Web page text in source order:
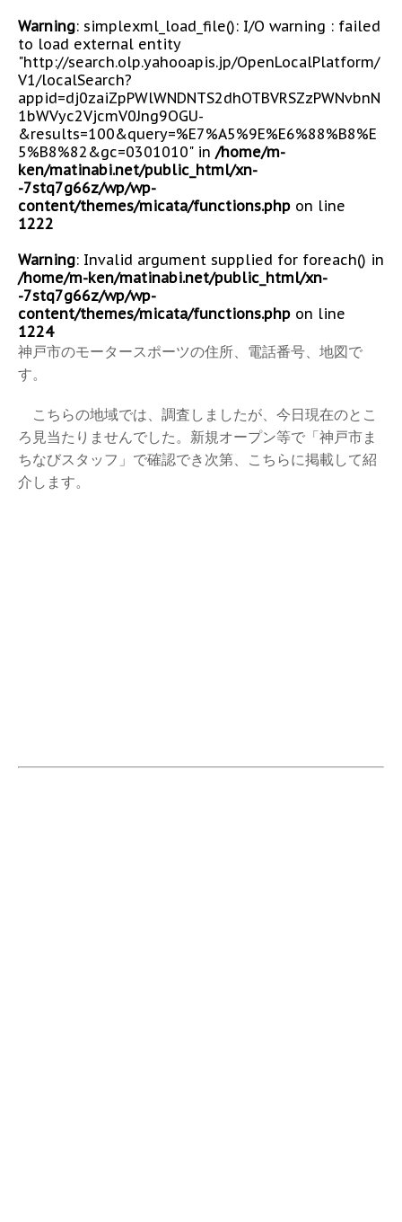
Warning: simplexml_load_file(): I/O warning : failed
to load external entity
"http://search.olp.yahooapis.jp/OpenLocalPlatform/
V1/localSearch?
appid=dj0zaiZpPWlWNDNTS2dhOTBVRSZzPWNvbnN
1bWVyc2VjcmV0Jng9OGU-
&results=100&query=%E7%A5%9E%E6%88%B8%E
5%B8%82&gc=0301010" in /home/m-
ken/matinabi.net/public_html/xn-
-7stq7g66z/wp/wp-
content/themes/micata/functions.php on line
1222
Warning: Invalid argument supplied for foreach() in
/home/m-ken/matinabi.net/public_html/xn-
-7stq7g66z/wp/wp-
content/themes/micata/functions.php on line
1224
神戸市のモータースポーツの住所、電話番号、地図で
す。
こちらの地域では、調査しましたが、今日現在のとこ
ろ見当たりませんでした。新規オープン等で「神戸市ま
ちなびスタッフ」で確認でき次第、こちらに掲載して紹
介します。